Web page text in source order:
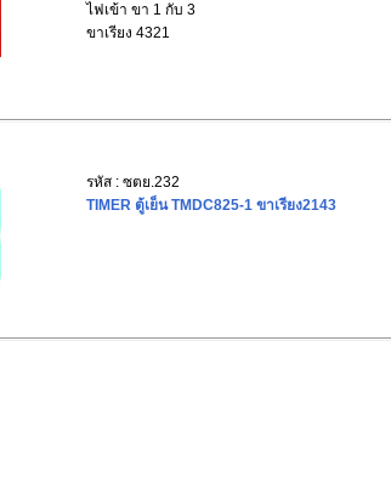
ไฟเข้า ขา 1 กับ 3
ขาเรียง 4321
รหัส : ซตย.232
TIMER ตู้เย็น TMDC825-1 ขาเรียง2143